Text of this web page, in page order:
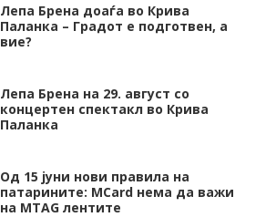
Лепа Брена доаѓа во Крива
Паланка – Градот е подготвен, а
вие?
Лепа Брена на 29. август со
концертен спектакл во Крива
Паланка
Од 15 јуни нови правила на
патарините: MCard нема да важи
на MTAG лентите